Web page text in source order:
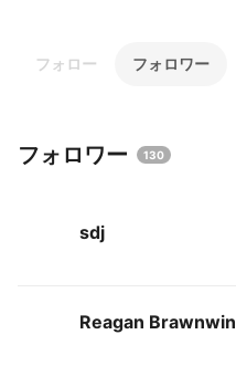
フォロー フォロワー
フォロワー 130
sdj
Reagan Brawnwin